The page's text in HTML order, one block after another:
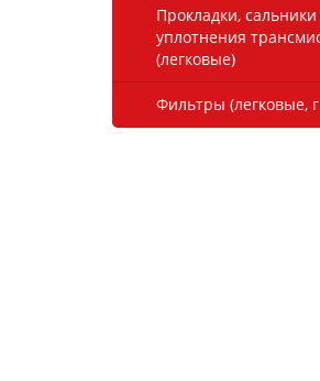
Прокладки,
уплотнения
(легковые)
Фильтры (легковые,